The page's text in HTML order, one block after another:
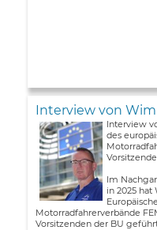
Interview von
Interview
des
Im
in 2025 hat
Motorradfahrerverbände
Vorsitzenden der BU geführt